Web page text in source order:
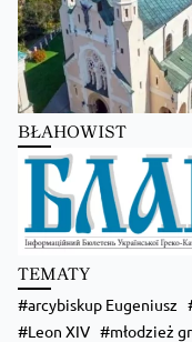
BŁAHOWIST
TEMATY
arcybiskup Eugeniusz
Leon XIV
młodzież